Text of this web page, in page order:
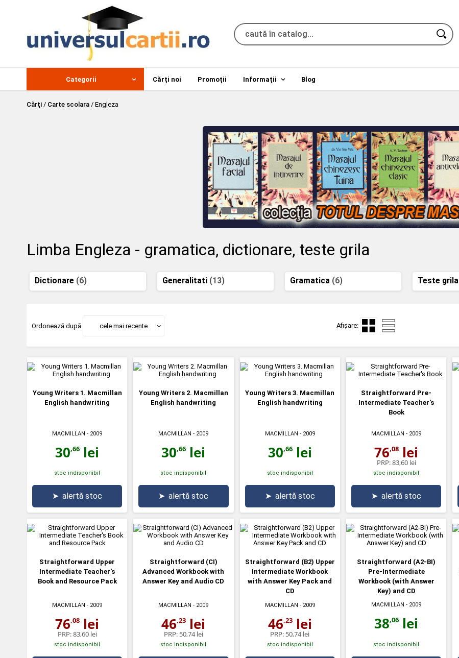
Categorii Cărți noi Promoții Informații Blog
Cărţi / Carte scolara / Engleza
Limba Engleza - gramatica, dictionare, teste grila
Dictionare (6) Generalitati (13) Gramatica (6) Teste grila
Ordonează după cele mai recente Afișare:
Young Writers 1. Macmillan
English handwriting
MACMILLAN - 2009
30,66 lei
stoc indisponibil
➤ alertă stoc
Young Writers 2. Macmillan
English handwriting
MACMILLAN - 2009
30,66 lei
stoc indisponibil
➤ alertă stoc
Young Writers 3. Macmillan
English handwriting
MACMILLAN - 2009
30,66lei
stoc indisponibil
➤ alertă stoc
Straightforward Pre-
Intermediate Teacher's
Book
MACMILLAN - 2009
76,08 lei
PRP:83,60 lei
stoc indisponibil
➤ alertă stoc
Straightforward Upper
Intermediate Teacher's
Book and Resource Pack
MACMILLAN - 2009
76,08 lei
PRP:83,60 lei
stoc indisponibil
Straightforward (CI)
Advanced Workbook with
Answer Key and Audio CD
MACMILLAN - 2009
46,23 lei
PRP: 50,74 lei
stoc indisponibil
Straightforward (B2) Upper
Intermediate Workbook
with Answer Key Pack and
CD
MACMILLAN - 2009
46,23lei
PRP: 50,74 lei
stoc indisponibil
Straightforward (A2-BI)
Pre-Intermediate
Workbook (with Answer
Key) and CD
MACMILLAN - 2009
38,06 lei
stoc indisponibil